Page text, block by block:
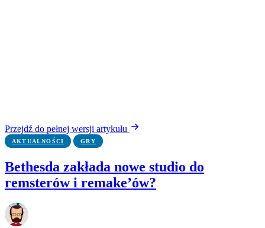
Przejdź do pełnej wersji artykułu
AKTUALNOŚCI GRY
Bethesda zakłada nowe studio do
remsterów i remake’ów?